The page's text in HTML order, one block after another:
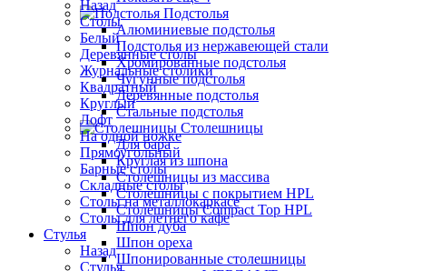
Подстолья
Алюминиевые подстолья
Подстолья из нержавеющей стали
Хромированные подстолья
Чугунные подстолья
Деревянные подстолья
Стальные подстолья
Столешницы
Для бара
Круглая из шпона
Столешницы из массива
Столешницы с покрытием HPL
Столешницы Сompact Top HPL
Шпон дуба
Шпон ореха
Шпонированные столешницы
Назад
Столы
Белый
Деревянные столы
Журнальные столики
Квадратный
Круглый
Лофт
На одной ножке
Прямоугольный
Барные столы
Складные столы
Столы на металлокаркасе
Столы для летнего кафе
Стулья
Назад
Стулья